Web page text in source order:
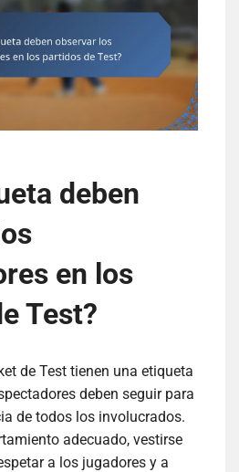
deben
en los
Test?
de Test tienen una etiqueta
deben seguir para
de todos los involucrados.
adecuado, vestirse
a los jugadores y a